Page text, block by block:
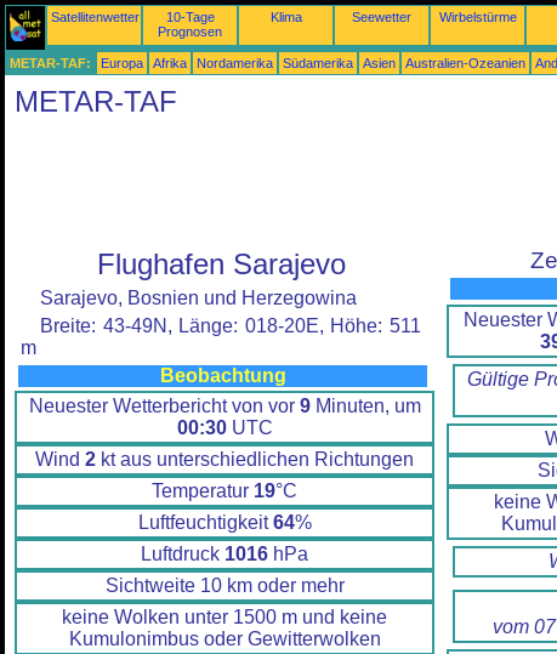
Satellitenwetter
10-Tage
Prognosen
Klima Seewetter Wirbelstürme
METAR-TAF: Europa Afrika Nordamerika Südamerika Asien Australien-Ozeanien
METAR-TAF
Flughafen Sarajevo
Sarajevo, Bosnien und Herzegowina
Breite: 43-49N, Länge: 018-20E, Höhe: 511
m
Beobachtung
Neuester Wetterbericht von vor 9Minuten, um
00:30UTC
Wind 2 kt aus unterschiedlichen Richtungen
Temperatur 19°C
Luftfeuchtigkeit64%
Luftdruck 1016 hPa
Sichtweite 10 km oder mehr
keine Wolken unter 1500 m und keine
Kumulonimbus oder Gewitterwolken
Neuester
Gültige
keine
vom